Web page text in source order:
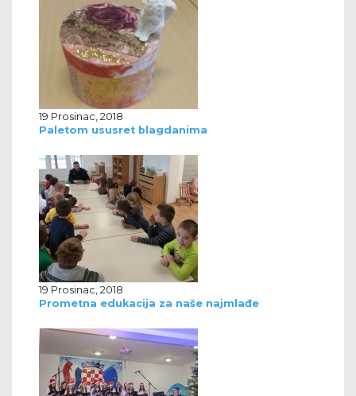
19 Prosinac, 2018
Paletom ususret blagdanima
19 Prosinac, 2018
Prometna edukacija za naše najmlađe